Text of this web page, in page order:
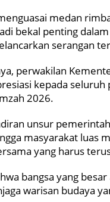
medan
bekal penting
serangan
perwakilan
kepada
2026.
unsur
masyarakat luas
yang harus
bangsa yang
warisan budaya